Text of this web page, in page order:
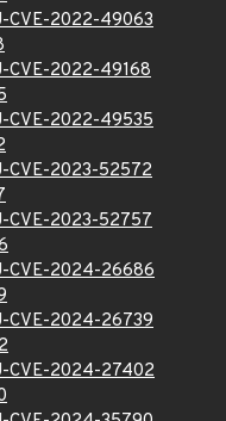
CVE-2022-49063
CVE-2022-49168
CVE-2022-49535
CVE-2023-52572
CVE-2023-52757
CVE-2024-26686
CVE-2024-26739
CVE-2024-27402